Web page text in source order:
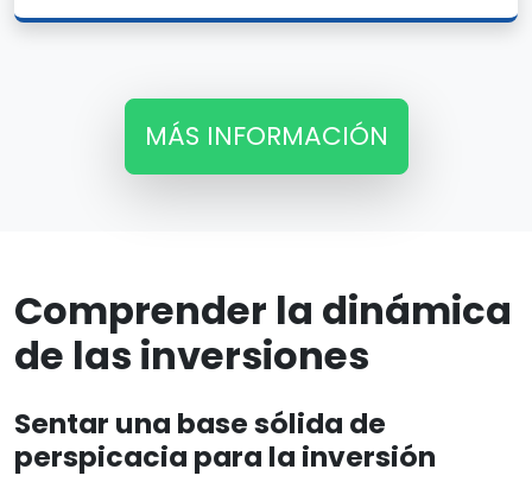
MÁS INFORMACIÓN
Comprender la dinámica
de las inversiones
Sentar una base sólida de
perspicacia para la inversión